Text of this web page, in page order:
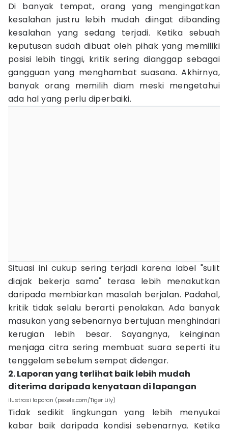
Di banyak tempat, orang yang mengingatkan
kesalahan justru lebih mudah diingat dibanding
kesalahan yang sedang terjadi. Ketika sebuah
keputusan sudah dibuat oleh pihak yang memiliki
posisi lebih tinggi, kritik sering dianggap sebagai
gangguan yang menghambat suasana. Akhirnya,
banyak orang memilih diam meski mengetahui
ada hal yang perlu diperbaiki.
Situasi ini cukup sering terjadi karena label "sulit
diajak bekerja sama" terasa lebih menakutkan
daripada membiarkan masalah berjalan. Padahal,
kritik tidak selalu berarti penolakan. Ada banyak
masukan yang sebenarnya bertujuan menghindari
kerugian lebih besar. Sayangnya, keinginan
menjaga citra sering membuat suara seperti itu
tenggelam sebelum sempat didengar.
2. Laporan yang terlihat baik lebih mudah
diterima daripada kenyataan di lapangan
ilustrasi laporan (pexels.com/Tiger Lily)
Tidak sedikit lingkungan yang lebih menyukai
kabar baik daripada kondisi sebenarnya. Ketika